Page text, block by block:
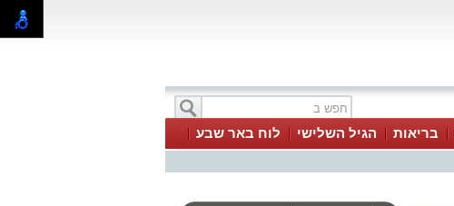
בריאות הגיל השלישי
לוח באר שבע